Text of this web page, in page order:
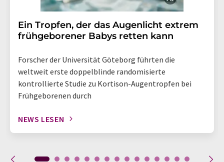
Ein Tropfen, der das Augenlicht extrem
frühgeborener Babys retten kann
Forscher der Universität Göteborg führten die
weltweit erste doppelblinde randomisierte
kontrollierte Studie zu Kortison-Augentropfen bei
Frühgeborenen durch
NEWS LESEN